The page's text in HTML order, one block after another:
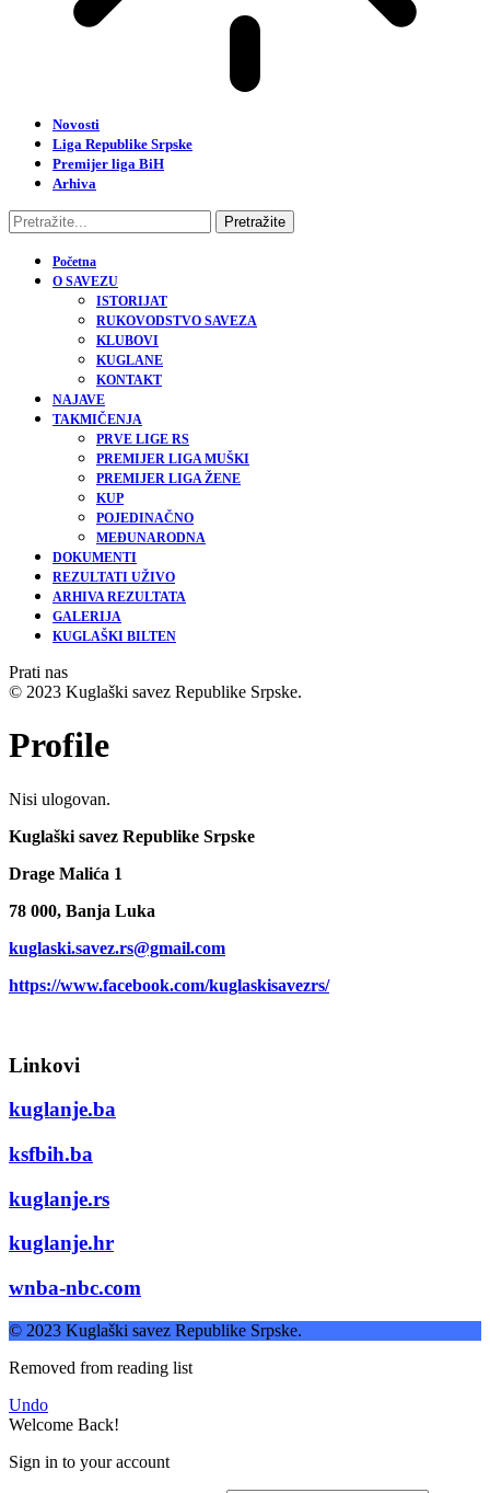
Novosti
Liga Republike Srpske
Premijer liga BiH
Arhiva
Početna
O SAVEZU
ISTORIJAT
RUKOVODSTVO SAVEZA
KLUBOVI
KUGLANE
KONTAKT
NAJAVE
TAKMIČENJA
PRVE LIGE RS
PREMIJER LIGA MUŠKI
PREMIJER LIGA ŽENE
KUP
POJEDINAČNO
MEĐUNARODNA
DOKUMENTI
REZULTATI UŽIVO
ARHIVA REZULTATA
GALERIJA
KUGLAŠKI BILTEN
Prati nas
© 2023 Kuglaški savez Republike Srpske.
Profile
Nisi ulogovan.
Kuglaški savez Republike Srpske
Drage Malića 1
78 000, Banja Luka
kuglaski.savez.rs@gmail.com
https://www.facebook.com/kuglaskisavezrs/
Linkovi
kuglanje.ba
ksfbih.ba
kuglanje.rs
kuglanje.hr
wnba-nbc.com
© 2023 Kuglaški savez Republike Srpske.
Removed from reading list
Undo
Welcome Back!
Sign in to your account